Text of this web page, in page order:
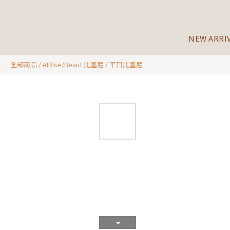
NEW
全部商品 /AIRise/Beaut 比基尼 /平口比基尼